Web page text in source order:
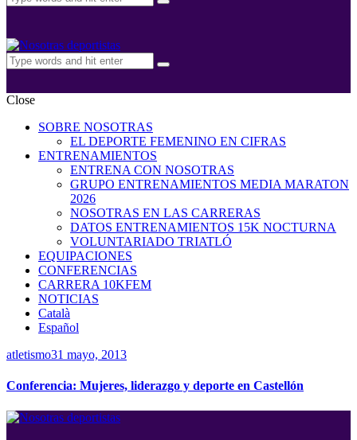
Close
SOBRE NOSOTRAS
EL DEPORTE FEMENINO EN CIFRAS
ENTRENAMIENTOS
ENTRENA CON NOSOTRAS
GRUPO ENTRENAMIENTOS MEDIA MARATON
2026
NOSOTRAS EN LAS CARRERAS
DATOS ENTRENAMIENTOS 15K NOCTURNA
VOLUNTARIADO TRIATLÓ
EQUIPACIONES
CONFERENCIAS
CARRERA 10KFEM
NOTICIAS
Català
Español
atletismo31 mayo, 2013
Conferencia: Mujeres, liderazgo y deporte en Castellón